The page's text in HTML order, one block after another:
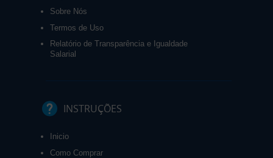
Sobre Nós
Termos de Uso
Relatório de Transparência e Igualdade
Salarial
INSTRUÇÕES
Inicio
Como Comprar